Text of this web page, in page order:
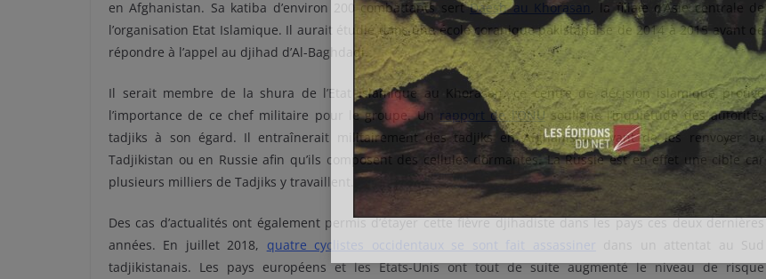
en Afghanistan. Sa katiba d’environ 200 combattants sertDaesh au Khorasan
, la filiale d’Asie centrale de
l’organisation Etat Islamique. Il aurait étudié dans une école coranique pakistanaise de 2014 à 2015 avant de
répondre à l’appel au djihad d’Al-Baghdadi.
Il serait membre de la shura de l’Etat Islamique au Khorasan, ce centre de décision islamique prouve
l’importance de ce chef militaire pour le groupe. Un rapport de l’ONUsouligne l’inquiétude des autorités
tadjiks à son égard. Il entraînerait militairement des tadjiks en Afghanistan avant de les renvoyer au
Tadjikistan ou en Russie afin qu’ils composent des cellules dormantes. La Russie est en effet une cible car
plusieurs milliers de Tadjiks y travaillent.
Des cas d’actualités ont également permis d’étayer cette fièvre djihadiste dans les pays ces deux dernières
années. En juillet 2018, quatre cyclistes occidentaux se sont fait assassiner dans un attentat au Sud
tadjikistanais. Les pays européens et les Etats-Unis ont tout de suite augmenté le niveau de risque